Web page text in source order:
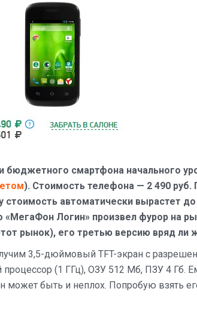
бюджетного смартфона начального
). Стоимость телефона — 2 490 руб.
стоимость автоматически вырастет
Логин» произвел фурор на
рынок), его третью версию вряд ли
3,5-дюймовый TFT-экран с
(1 ГГц), ОЗУ 512 Мб, ПЗУ 4 Гб.
может быть и неплох. Попробую взять